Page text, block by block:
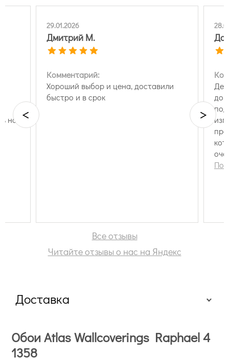
на
29.01.2026
Дмитрий М.
Комментарий:
Хороший выбор и цена, доставили
быстро и в срок
< >
Все отзывы
Читайте отзывы о нас на Яндекс
Доставка
Обои Atlas Wallcoverings Raphael 4
1358